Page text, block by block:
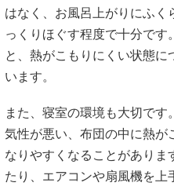
はなく、お風呂上がりにふく
っくりほぐす程度で十分で
と、熱がこもりにくい状態に
います。
また、寝室の環境も大切で
気性が悪い、布団の中に熱が
なりやすくなることがありま
たり、エアコンや扇風機を上